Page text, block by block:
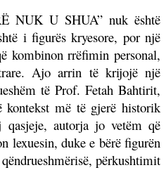
NUK U SHUA” nuk është
i figurës kryesore, por një
kombinon rrëfimin personal,
Ajo arrin të krijojë një
të Prof. Fetah Bahtirit,
kontekst më të gjerë historik
qasjeje, autorja jo vetëm që
lexuesin, duke e bërë figurën
përkushtimit